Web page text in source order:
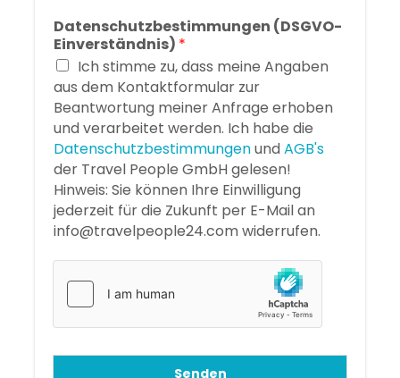
Datenschutzbestimmungen (DSGVO-
Einverständnis) *
Ich stimme zu, dass meine Angaben
aus dem Kontaktformular zur
Beantwortung meiner Anfrage erhoben
und verarbeitet werden. Ich habe die
Datenschutzbestimmungenund AGB's
der Travel People GmbH gelesen!
Hinweis: Sie können Ihre Einwilligung
jederzeit für die Zukunft per E-Mail an
info@travelpeople24.com widerrufen.
Senden